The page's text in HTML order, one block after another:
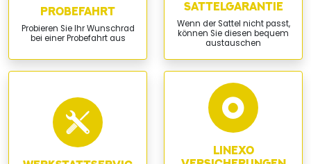
PROBEFAHRT
Probieren Sie Ihr Wunschrad
bei einer Probefahrt aus
SATTELGARANTIE
Wenn der Sattel nicht passt,
können Sie diesen bequem
austauschen
LINEXO